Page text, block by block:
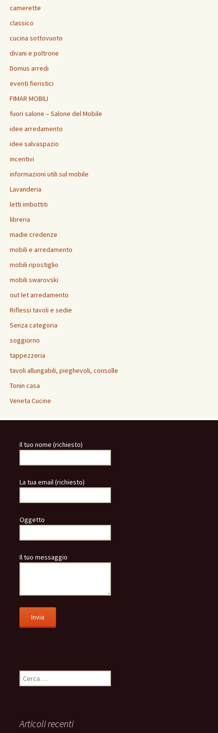
camerette
classico
cucina sottovuoto
divani e poltrone
Domus arredi
eventi fieristici
FIMAR MOBILI
fuori salone – Salone del Mobile
idee arredamento
idee salvaspazio
incentivi
informazioni utili sul mobile
Lavanderia
letti imbottiti
libreria
madie credenze
mobili e arredamento
mobili ripostiglio
mobili swarovski
out let arredamento
Riflessi tavoli e sedie
Senza categoria
soggiorno
tappezzeria
tavoli allungabili, pieghevoli, consolle
Tonin casa
Veneta Cucine
Il tuo nome (richiesto)
La tua email (richiesto)
Oggetto
Il tuo messaggio
Ricerca
per:
Articoli recenti